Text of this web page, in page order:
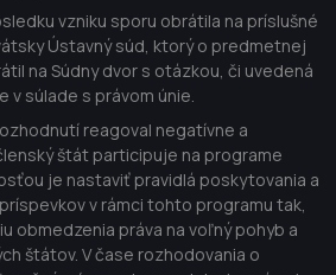
vzniku sporu obrátila na príslušné
Ústavný súd, ktorý o predmetnej
na Súdny dvor s otázkou, či uvedená
v súlade s právom únie.
reagoval negatívne a
štát participuje na programe
je nastaviť pravidlá poskytovania a
v rámci tohto programu tak,
obmedzenia práva na voľný pohyb a
štátov. V čase rozhodovania o